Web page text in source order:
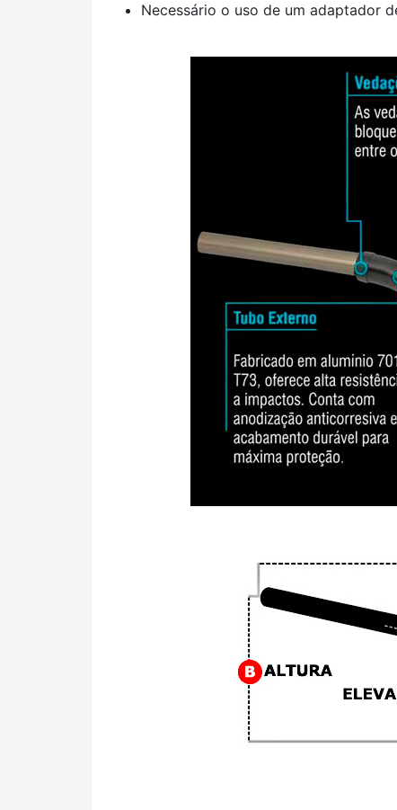
Necessário o uso de um adaptador